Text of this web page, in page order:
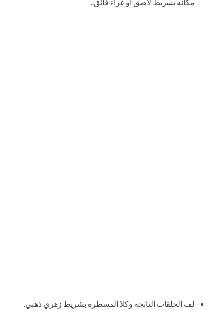
مكانه بشريط لاصق أو غراء فائق..
لف الحلقات الناتجة وكلا المسطرة بشريط زهري ذهبي.